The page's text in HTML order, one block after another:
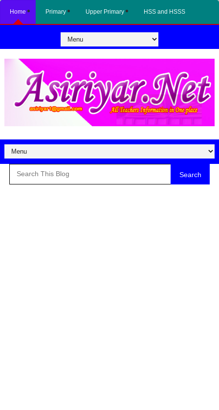
Home Primary Upper Primary HSS and HSSS
Search